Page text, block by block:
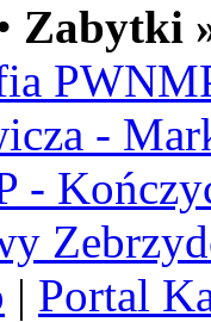
Zabytki
-
-
| Portal